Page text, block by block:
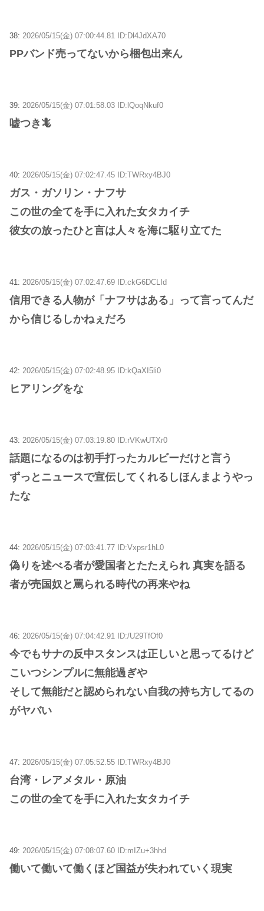
38: 2026/05/15(金) 07:00:44.81 ID:Dl4JdXA70
PPバンド売ってないから梱包出来ん
39: 2026/05/15(金) 07:01:58.03 ID:lQoqNkuf0
嘘つき🦎
40: 2026/05/15(金) 07:02:47.45 ID:TWRxy4BJ0
ガス・ガソリン・ナフサ
この世の全てを手に入れた女タカイチ
彼女の放ったひと言は人々を海に駆り立てた
41: 2026/05/15(金) 07:02:47.69 ID:ckG6DCLId
信用できる人物が「ナフサはある」って言ってんだ
から信じるしかねぇだろ
42: 2026/05/15(金) 07:02:48.95 ID:kQaXI5li0
ヒアリングをな
43: 2026/05/15(金) 07:03:19.80 ID:rVKwUTXr0
話題になるのは初手打ったカルビーだけと言う
ずっとニュースで宣伝してくれるしほんまようやっ
たな
44: 2026/05/15(金) 07:03:41.77 ID:Vxpsr1hL0
偽りを述べる者が愛国者とたたえられ 真実を語る
者が売国奴と罵られる時代の再来やね
46: 2026/05/15(金) 07:04:42.91 ID:/U29TfOf0
今でもサナの反中スタンスは正しいと思ってるけど
こいつシンプルに無能過ぎや
そして無能だと認められない自我の持ち方してるの
がヤバい
47: 2026/05/15(金) 07:05:52.55 ID:TWRxy4BJ0
台湾・レアメタル・原油
この世の全てを手に入れた女タカイチ
49: 2026/05/15(金) 07:08:07.60 ID:mIZu+3hhd
働いて働いて働くほど国益が失われていく現実